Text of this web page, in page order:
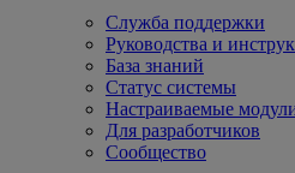
Служба поддержки
Руководства и
База знаний
Статус системы
Настраиваемые
Для разработчиков
Сообщество